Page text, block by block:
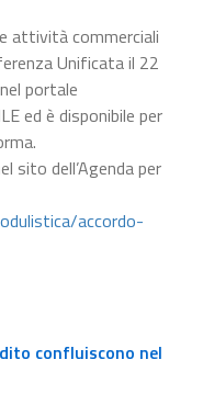
attività commerciali
Unificata il 22
portale
ed è disponibile per
sito dell’Agenda per
accordo-
confluiscono nel